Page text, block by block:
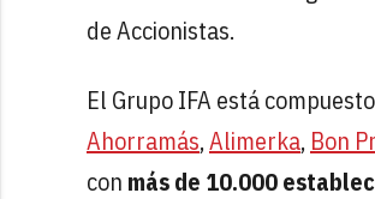
de Accionistas.
El Grupo IFA está
Ahorramás,Alimerka, Bon
con más de 10.000